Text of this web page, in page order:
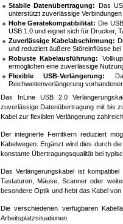
Stabile Datenübertragung: Das
unterstützt zuverlässige
Hohe Gerätekompatibilität: Die
USB 1.0 und eignet sich für Drucker,
Zuverlässige Kabelabschirmung:
und reduziert äußere Störeinflüsse bei
Robuste Kabelausführung:
ermöglichen eine zuverlässige
Flexible USB-Verlängerung:
Reichweitenverlängerung
Das InLine USB 2.0
zuverlässige Datenübertragung mit bis
Kabel zur flexiblen Verlängerung
Der integrierte Ferritkern reduziert
Kabelwegen. Ergänzt wird dies durch
konstante Übertragungsqualität bei
Das Verlängerungskabel ist
Tastaturen, Mäuse, Scanner oder
besondere Optik und hebt das Kabel
Die verschiedenen verfügbaren
Arbeitsplatzsituationen.